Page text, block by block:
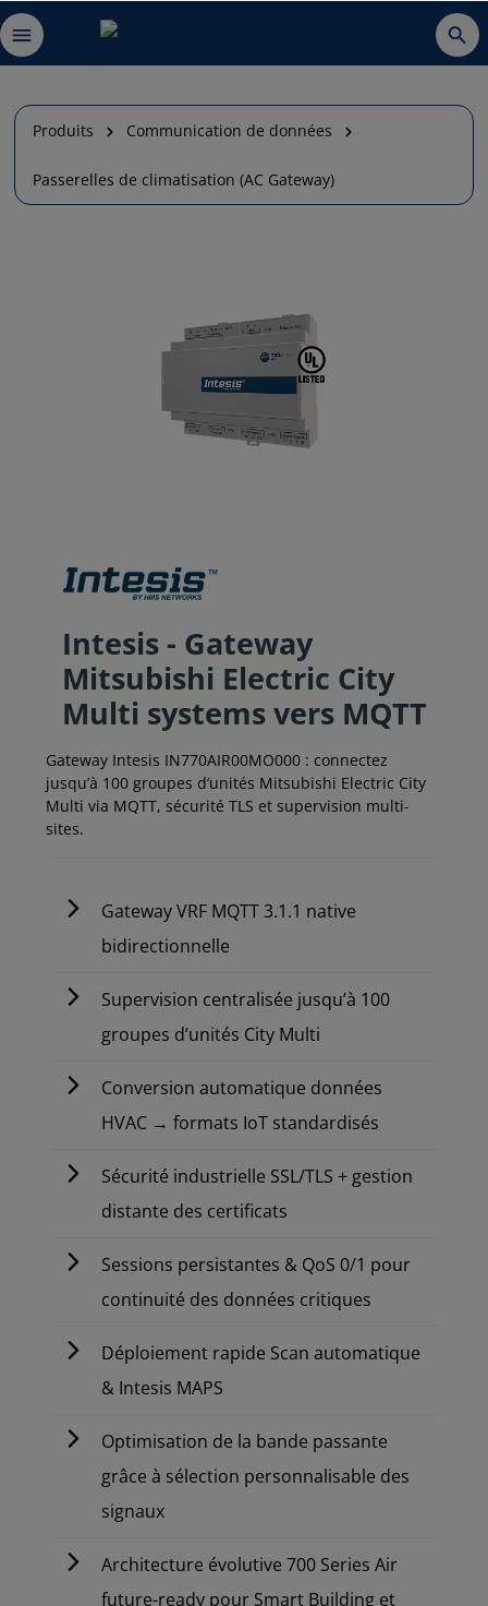
Produits Communication de données
Passerelles de climatisation (AC Gateway)
Intesis - Gateway
Mitsubishi Electric City
Multi systems vers MQTT
Gateway Intesis IN770AIR00MO000 : connectez
jusqu’à 100 groupes d’unités Mitsubishi Electric City
Multi via MQTT, sécurité TLS et supervision multi-
sites.
Gateway VRF MQTT 3.1.1 native
bidirectionnelle
Supervision centralisée jusqu’à 100
groupes d’unités City Multi
Conversion automatique données
HVAC → formats IoT standardisés
Sécurité industrielle SSL/TLS + gestion
distante des certificats
Sessions persistantes & QoS 0/1 pour
continuité des données critiques
Déploiement rapide Scan automatique
& Intesis MAPS
Optimisation de la bande passante
grâce à sélection personnalisable des
signaux
Architecture évolutive 700 Series Air
future-ready pour Smart Building et